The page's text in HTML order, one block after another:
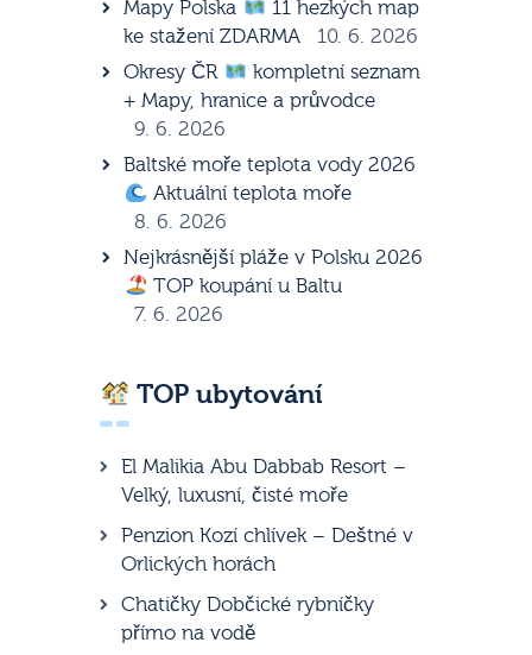
Mapy Polska
11 hezkých map
ke stažení ZDARMA
10. 6. 2026
Okresy ČR
kompletní seznam
+ Mapy, hranice a průvodce
9. 6. 2026
Baltské moře teplota vody 2026
Aktuální teplota moře
8. 6. 2026
Nejkrásnější pláže v Polsku 2026
TOP koupání u Baltu
7. 6. 2026
TOP ubytování
El Malikia Abu Dabbab Resort –
Velký, luxusní, čisté moře
Penzion Kozí chlívek – Deštné v
Orlických horách
Chatičky Dobčické rybníčky
přímo na vodě